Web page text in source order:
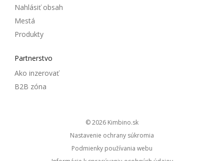
Nahlásiť obsah
Mestá
Produkty
Partnerstvo
Ako inzerovať
B2B zóna
© 2026
kimbino.sk
Nastavenie ochrany súkromia
Podmienky používania webu